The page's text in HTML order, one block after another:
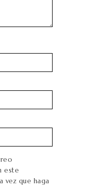
este
vez que haga